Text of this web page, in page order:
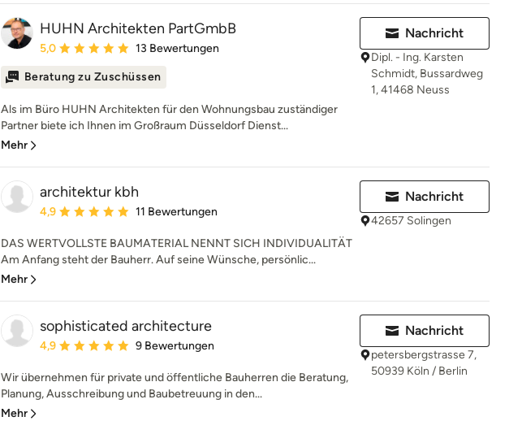
HUHN Architekten PartGmbB
Durchschnittliche Bewertung: 5 von 5 Sternen
5,0 13 Bewertungen
Beratung zu Zuschüssen
Als im Büro HUHN Architekten für den Wohnungsbau zuständiger
Partner biete ich Ihnen im Großraum Düsseldorf Dienst...
Mehr
Nachricht
Dipl. - Ing. Karsten
Schmidt, Bussardweg
1, 41468 Neuss
architektur kbh
Durchschnittliche Bewertung: 4.9 von 5 Sternen
4,9 11 Bewertungen
DAS WERTVOLLSTE BAUMATERIAL NENNT SICH INDIVIDUALITÄT
Am Anfang steht der Bauherr. Auf seine Wünsche, persönlic...
Mehr
Nachricht
42657 Solingen
sophisticated architecture
Durchschnittliche Bewertung: 4.9 von 5 Sternen
4,9 9 Bewertungen
Wir übernehmen für private und öffentliche Bauherren die Beratung,
Planung, Ausschreibung und Baubetreuung in den...
Mehr
Nachricht
petersbergstrasse 7,
50939 Köln / Berlin